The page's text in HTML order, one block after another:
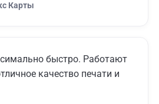
Карты
быстро. Работают
качество печати и